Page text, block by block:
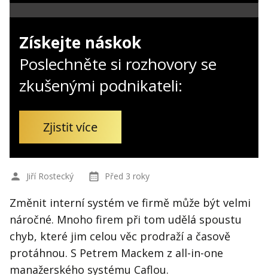
Získejte náskok
Poslechněte si rozhovory se
zkušenými podnikateli:
Zjistit více
Jiří Rostecký Před 3 roky
Změnit interní systém ve firmě může být velmi
náročné. Mnoho firem při tom udělá spoustu
chyb, které jim celou věc prodraží a časově
protáhnou. S Petrem Mackem z all-in-one
manažerského systému Caflou.